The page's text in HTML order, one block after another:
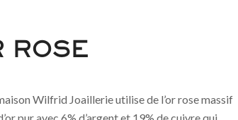
ROSE
Wilfrid Joaillerie utilise de l’or rose massif